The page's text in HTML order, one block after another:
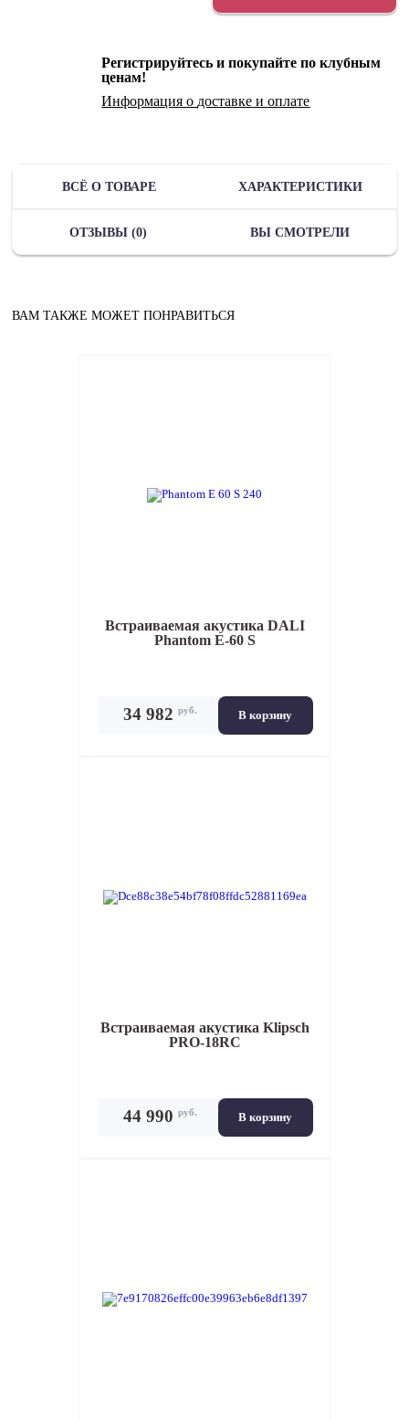
Регистрируйтесь и покупайте по клубным
ценам!
Информация о доставке иоплате
ВСЁ О ТОВАРЕ ХАРАКТЕРИСТИКИ
ОТЗЫВЫ (0) ВЫ СМОТРЕЛИ
ВАМ ТАКЖЕ МОЖЕТ ПОНРАВИТЬСЯ
Встраиваемая акустика DALI
Phantom E-60 S
В корзину
34 982 руб.
Встраиваемая акустика Klipsch
PRO-18RC
В корзину
44 990 руб.